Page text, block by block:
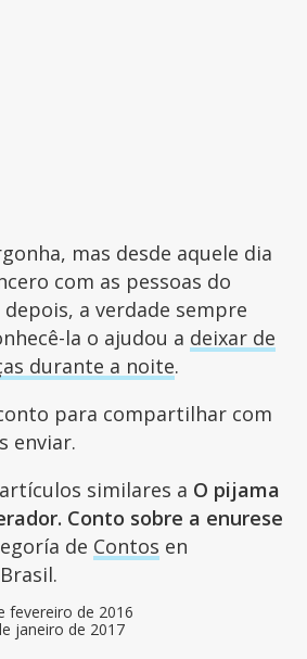
mas desde aquele dia
com as pessoas do
a verdade sempre
la o ajudou a deixar de
durante a noite.
para compartilhar com
enviar.
similares a O pijama
Conto sobre a enurese
de Contos en
fevereiro de 2016
janeiro de 2017